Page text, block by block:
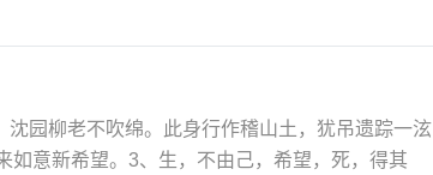
园柳老不吹绵。此身行作稽山土，犹吊遗踪一泫
如意新希望。3、生，不由己，希望，死，得其